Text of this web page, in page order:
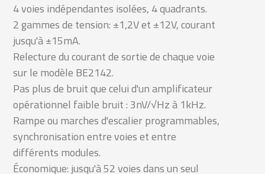
4 voies indépendantes isolées, 4 quadrants.
2 gammes de tension: ±1,2V et ±12V, courant
jusqu'à ±15mA.
Relecture du courant de sortie de chaque voie
sur le modèle BE2142.
Pas plus de bruit que celui d'un amplificateur
opérationnel faible bruit : 3nV/√Hz à 1kHz.
Rampe ou marches d'escalier programmables,
synchronisation entre voies et entre
différents modules.
Économique: jusqu'à 52 voies dans un seul